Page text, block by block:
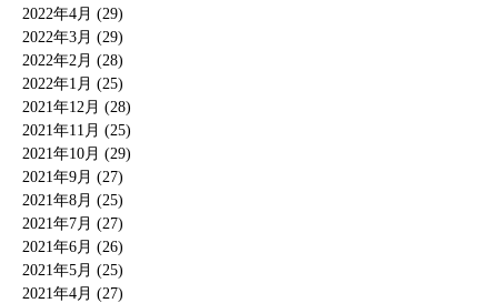
2022年4月 (29)
2022年3月 (29)
2022年2月 (28)
2022年1月 (25)
2021年12月 (28)
2021年11月 (25)
2021年10月 (29)
2021年9月 (27)
2021年8月 (25)
2021年7月 (27)
2021年6月 (26)
2021年5月 (25)
2021年4月 (27)